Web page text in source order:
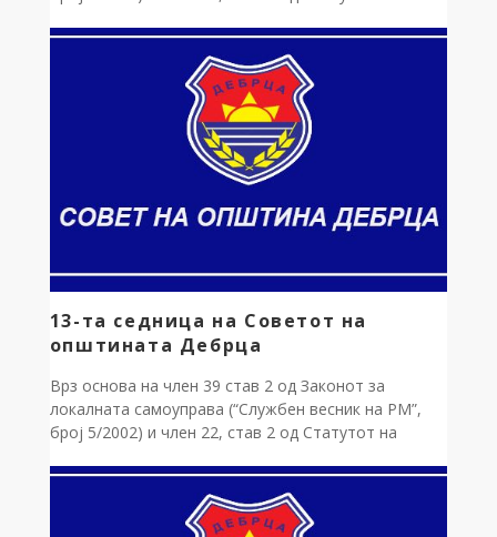
општината Дебрца”, број 3/2005), донесувам: Р
Е Ш Е Н И Е за свикување на 14-та седница на
Советот на општината Дебрца Ја […]
13-та седница на Советот на
општината Дебрца
Врз основа на член 39 став 2 од Законот за
локалната самоуправа (“Службен весник на РМ”,
број 5/2002) и член 22, став 2 од Статутот на
општината Дебрца”, број 3/2005), донесувам: Р
Е Ш Е Н И Е за свикување на 13-та седница на
Советот на општината Дебрца Ја […]